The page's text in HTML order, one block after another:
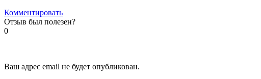
Комментировать
Отзыв был полезен?
0
Ваш адрес email не будет опубликован.